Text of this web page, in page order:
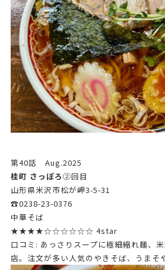
第40話 Aug.2025
桂町 さっぽろ➁回目
山形県米沢市松が岬3-5-31
☎0238-23-0376
中華そば
★★★★☆☆☆☆☆☆ 4star
口コミ: あっさりスープに極細縮れ麺、
店。注文が多い人気のやきそば、うまそ